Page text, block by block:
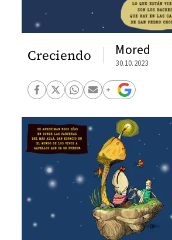
Creciendo Mored
30.10.2023